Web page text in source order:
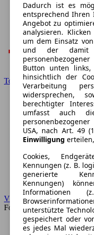
Toyota
VW
Forum
Dadurch ist es
entsprechend Ihren
Angebot zu
analysieren.
um dem Einsatz
und der damit
Button unten
hinsichtlich der
Verarbeitung
widersprechen,
berechtigter
umfasst auch
USA, nach Art. 49
Einwilligung
Cookies,
Kennungen (z. B.
generierte
Kennungen)
Informationen
unterstützte
gespeichert oder
es jedes Mal